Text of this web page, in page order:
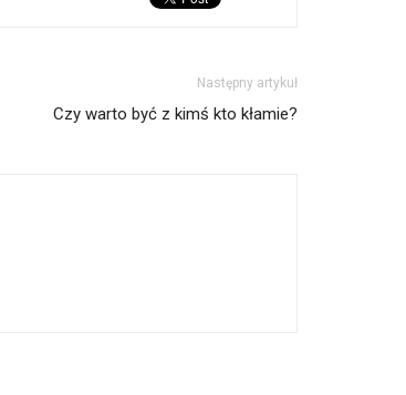
Następny artykuł
Czy warto być z kimś kto kłamie?